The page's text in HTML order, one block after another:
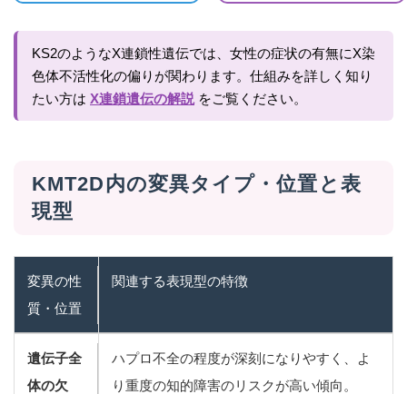
KS2のようなX連鎖性遺伝では、女性の症状の有無にX染
色体不活性化の偏りが関わります。仕組みを詳しく知り
たい方は X連鎖遺伝の解説 をご覧ください。
KMT2D内の変異タイプ・位置と表
現型
変異の性
質・位置
関連する表現型の特徴
遺伝子全
体の欠
ハプロ不全の程度が深刻になりやすく、よ
り重度の知的障害のリスクが高い傾向。